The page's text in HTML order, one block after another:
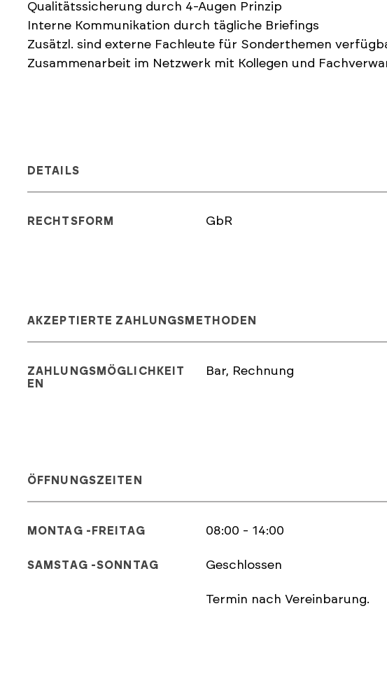
Qualitätssicherung durch 4-Augen Prinzip
Interne Kommunikation durch tägliche Briefings
Zusätzl. sind externe Fachleute für Sonderthemen
Zusammenarbeit im Netzwerk mit Kollegen und
DETAILS
RECHTSFORM GbR
AKZEPTIERTE ZAHLUNGSMETHODEN
ZAHLUNGSMÖGLICHKEIT
EN
Bar, Rechnung
ÖFFNUNGSZEITEN
MONTAG -FREITAG 08:00 - 14:00
SAMSTAG -SONNTAG Geschlossen
Termin nach Vereinbarung.